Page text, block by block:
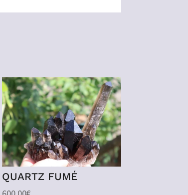
QUARTZ FUMÉ